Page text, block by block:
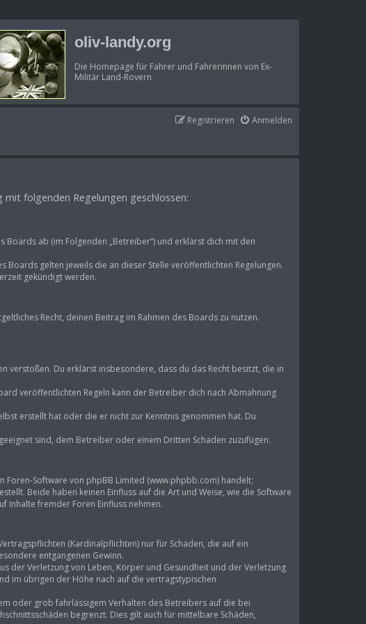
oliv-landy.org
Die Homepage für Fahrer und Fahrerinnen von Ex-
Militär Land-Rovern
Anmelden
Registrieren
folgenden Regelungen geschlossen:
ab (im Folgenden „Betreiber“) und erklärst dich mit den
gelten jeweils die an dieser Stelle veröffentlichten Regelungen.
gekündigt werden.
Recht, deinen Beitrag im Rahmen des Boards zu nutzen.
verstoßen. Du erklärst insbesondere, dass du das Recht besitzt, die in
veröffentlichten Regeln kann der Betreiber dich nach Abmahnung
erstellt hat oder die er nicht zur Kenntnis genommen hat. Du
sind, dem Betreiber oder einem Dritten Schaden zuzufügen.
Foren-Software von phpBB Limited (www.phpbb.com) handelt;
Beide haben keinen Einfluss auf die Art und Weise, wie die Software
Inhalte fremder Foren Einfluss nehmen.
(Kardinalpflichten) nur für Schäden, die auf ein
entgangenen Gewinn.
der Verletzung von Leben, Körper und Gesundheit und der Verletzung
im übrigen der Höhe nach auf die vertragstypischen
oder grob fahrlässigem Verhalten des Betreibers auf die bei
begrenzt. Dies gilt auch für mittelbare Schäden,